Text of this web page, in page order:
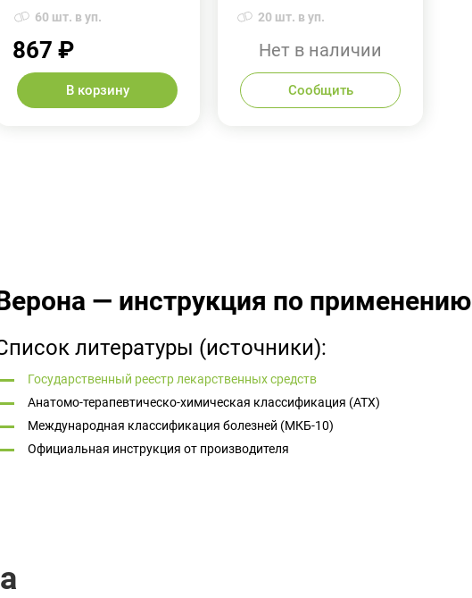
60 шт. в уп.
867 ₽
В корзину
20 шт. в уп.
Нет в наличии
Сообщить
— инструкция по применению
литературы (источники):
Государственный реестр лекарственных средств
Анатомо-терапевтическо-химическая классификация (ATX)
Международная классификация болезней (МКБ-10)
Официальная инструкция от производителя